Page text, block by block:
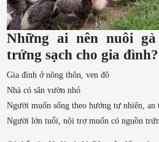
Những ai nên nuôi
trứng sạch cho gia đình?
Gia đình ở nông thôn, ven đô
Nhà có sân vườn nhỏ
Người muốn sống theo hướng tự nhiên, an
Người lớn tuổi, nội trợ muốn có nguồn